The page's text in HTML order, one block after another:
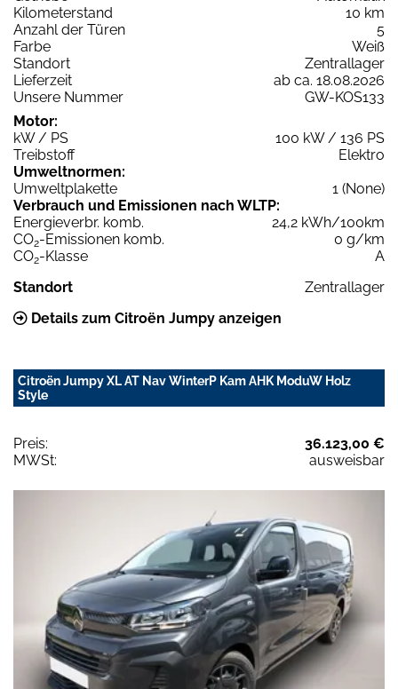
Kilometerstand
10 km
Anzahl der Türen
5
Farbe
Weiß
Standort
Zentrallager
Lieferzeit
ab ca. 18.08.2026
Unsere Nummer
GW-KOS133
Motor:
kW / PS
100 kW / 136 PS
Treibstoff
Elektro
Umweltnormen:
Umweltplakette
1 (None)
Verbrauch und Emissionen nach WLTP:
Energieverbr. komb.
24,2 kWh/100km
CO2-Emissionen komb.
0 g/km
CO2-Klasse
A
Standort
Zentrallager
Details zum Citroën Jumpy anzeigen
Citroën Jumpy XL AT Nav WinterP Kam AHK ModuW Holz
Style
Preis:
36.123,00 €
MWSt:
ausweisbar